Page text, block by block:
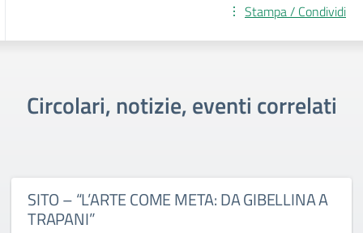
Stampa / Condividi
Circolari, notizie, eventi correlati
SITO – “L’ARTE COME META: DA GIBELLINA A
TRAPANI”